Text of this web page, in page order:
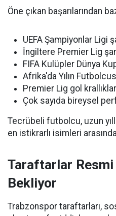
Öne çıkan başarılarından
UEFA Şampiyonlar Ligi
İngiltere Premier Lig
FIFA Kulüpler Dünya
Afrika'da Yılın
Premier Lig gol
Çok sayıda bireysel
Tecrübeli futbolcu, uzun
en istikrarlı isimleri
Taraftarlar Resmi
Bekliyor
Trabzonspor taraftarları,